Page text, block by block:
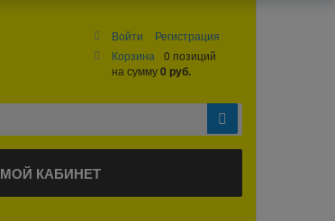
Войти
Регистрация
Корзина
0 позиций
на сумму0 руб.
МОЙ КАБИНЕТ